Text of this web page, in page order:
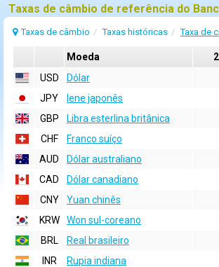
Taxas de câmbio Taxas históricas Taxa de
Moeda
USD
Dólar
JPY
Iene japonês
GBP
Libra esterlina britânica
CHF
Franco suíço
AUD
Dólar australiano
CAD
Dólar canadiano
CNY
Yuan chinês
KRW
Won sul-coreano
BRL
Real brasileiro
INR
Rupia indiana